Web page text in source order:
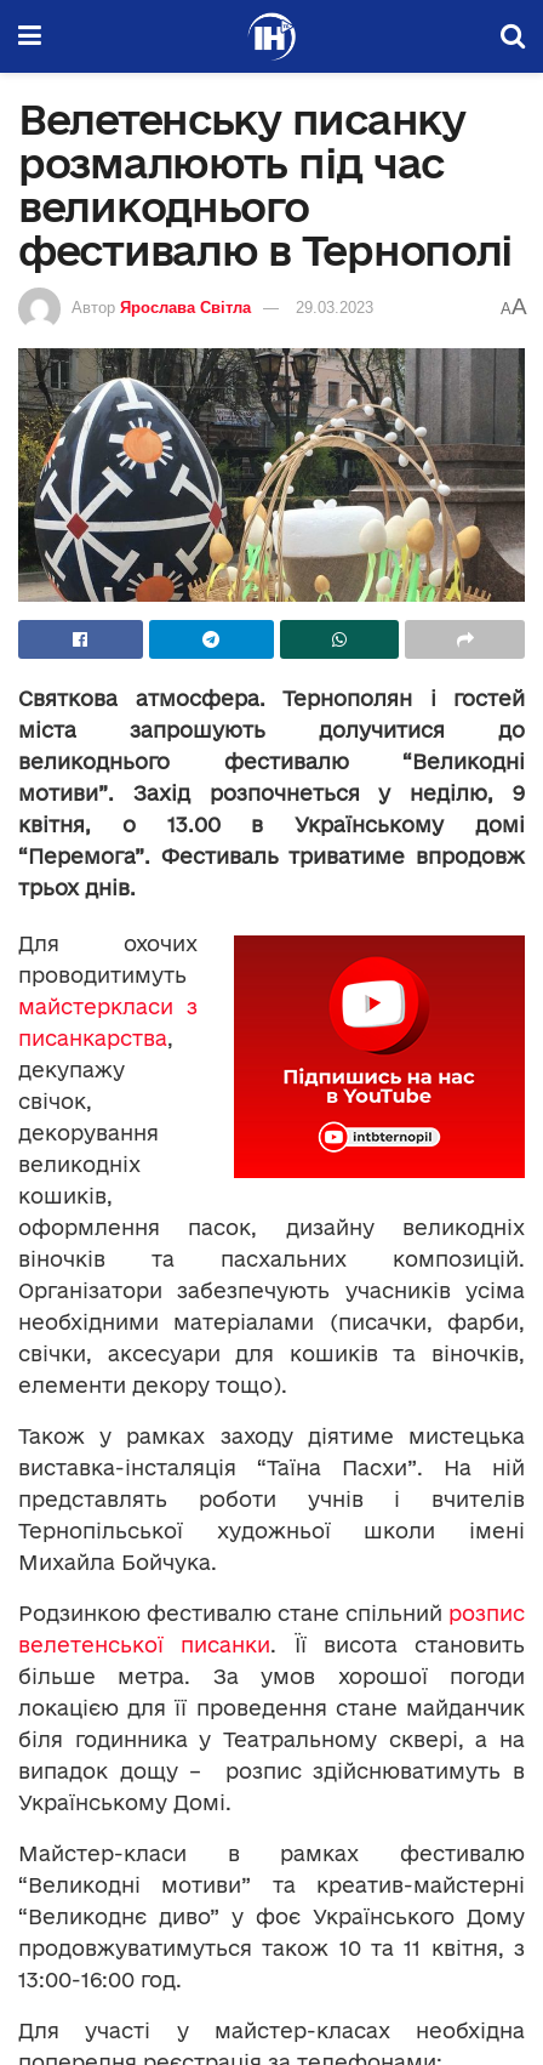
Велетенську писанку
розмалюють під час
великоднього
фестивалю в Тернополі
Автор Ярослава Світла 29.03.2023 AA
Святкова атмосфера. Тернополян і гостей
міста запрошують долучитися до
великоднього фестивалю “Великодні
мотиви”. Захід розпочнеться у неділю, 9
квітня, о 13.00 в Українському домі
“Перемога”. Фестиваль триватиме впродовж
трьох днів.
Для охочих
проводитимуть
майстеркласи з
писанкарства,
декупажу
свічок,
декорування
великодніх
кошиків,
оформлення пасок, дизайну великодніх
віночків та пасхальних композицій.
Організатори забезпечують учасників усіма
необхідними матеріалами (писачки, фарби,
свічки, аксесуари для кошиків та віночків,
елементи декору тощо).
Також у рамках заходу діятиме мистецька
виставка-інсталяція “Таїна Пасхи”. На ній
представлять роботи учнів і вчителів
Тернопільської художньої школи імені
Михайла Бойчука.
Родзинкою фестивалю стане спільний розпис
велетенської писанки. Її висота становить
більше метра. За умов хорошої погоди
локацією для її проведення стане майданчик
біля годинника у Театральному сквері, а на
випадок дощу – розпис здійснюватимуть в
Українському Домі.
Майстер-класи в рамках фестивалю
“Великодні мотиви” та креатив-майстерні
“Великоднє диво” у фоє Українського Дому
продовжуватимуться також 10 та 11 квітня, з
13:00-16:00 год.
Для участі у майстер-класах необхідна